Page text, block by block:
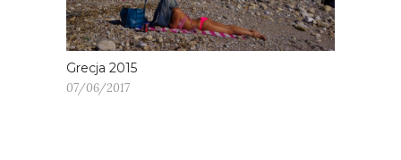
Grecja 2015
07/06/2017